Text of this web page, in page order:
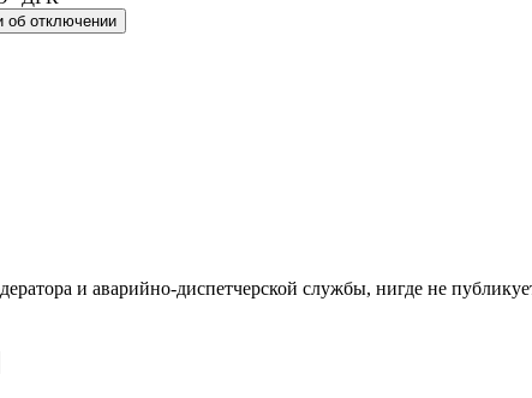
об отключении
и аварийно-диспетчерской службы, нигде не